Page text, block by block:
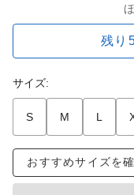
残り
サイズ:
S M L
おすすめサイズを